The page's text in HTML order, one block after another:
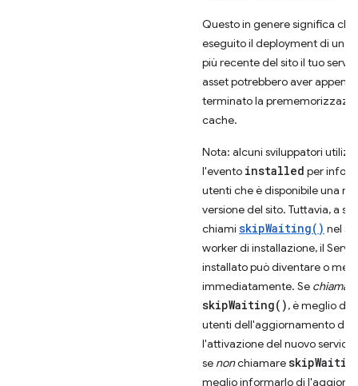
Questo in genere significa
eseguito il deployment di una
più recente del sito il tuo
asset potrebbero aver appena
terminato la
cache.
Nota: alcuni sviluppatori
l'evento installed per
utenti che è disponibile una
versione del sito. Tuttavia, a
chiami skipWaiting() nel
worker di installazione, il
installato può diventare o
immediatamente. Se chiama
skipWaiting(), è meglio
utenti dell'aggiornamento
l'attivazione del nuovo service
se nonchiamare
meglio informarlo di